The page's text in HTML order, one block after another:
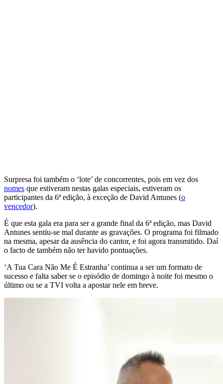
Surpresa foi também o ‘lote’ de concorrentes, pois em vez dos
nomes que estiveram nestas galas especiais, estiveram os
participantes da 6ª edição, à exceção de David Antunes (o
vencedor).
É que esta gala era para ser a grande final da 6ª edição, mas David
Antunes sentiu-se mal durante as gravações. O programa foi filmado
na mesma, apesar da ausência do cantor, e foi agora transmitido. Daí
o facto de também não ter havido pontuações.
‘A Tua Cara Não Me É Estranha’ continua a ser um formato de
sucesso e falta saber se o episódio de domingo à noite foi mesmo o
último ou se a TVI volta a apostar nele em breve.